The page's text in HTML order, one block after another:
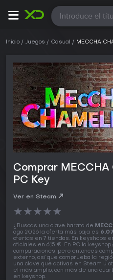
Todas
Inicio Juegos Casual MECCHA
Comprar MECCHA
PC Key
Ver en Steam
★★★★★
¿Buscas una clave barata de
ago 2026 la oferta más baja es
ofertas en 7 tiendas. En keyshops
oficiales en 6,15 €. En PC la
comparaciones, pero entonces
externo, así que comprueba la
una clave que activas en Steam u
el más amplio, con más de una
en keyshop.